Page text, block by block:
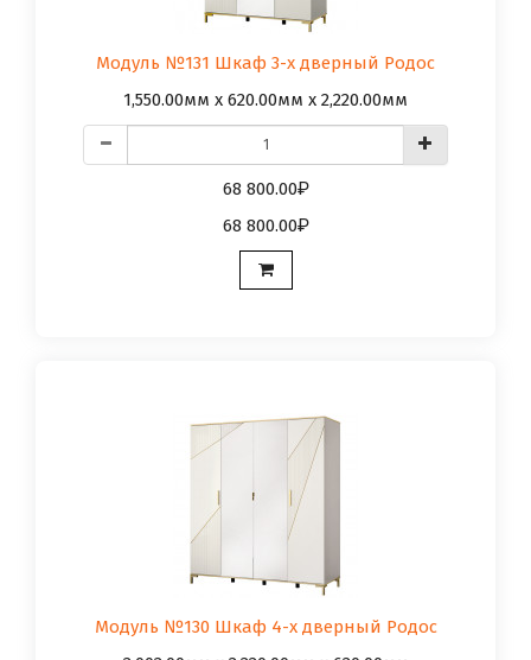
Модуль №131 Шкаф 3-х дверный Родос
1,550.00мм x 620.00мм x 2,220.00мм
68 800.00
68 800.00
Модуль №130 Шкаф 4-х дверный Родос